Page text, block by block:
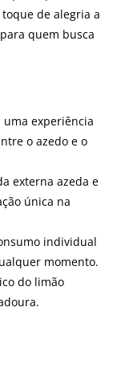
de alegria a
quem busca
uma experiência
o azedo e o
externa azeda e
única na
individual
momento.
do limão